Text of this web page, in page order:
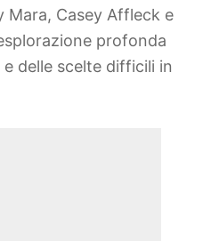
Mara, Casey Affleck e
profonda
delle scelte difficili in